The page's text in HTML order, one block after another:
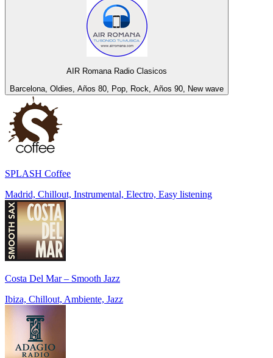
AIR Romana Radio Clasicos
Barcelona, Oldies, Años 80, Pop, Rock, Años 90, New wave
SPLASH Coffee
Madrid, Chillout, Instrumental, Electro, Easy listening
Costa Del Mar – Smooth Jazz
Ibiza, Chillout, Ambiente, Jazz